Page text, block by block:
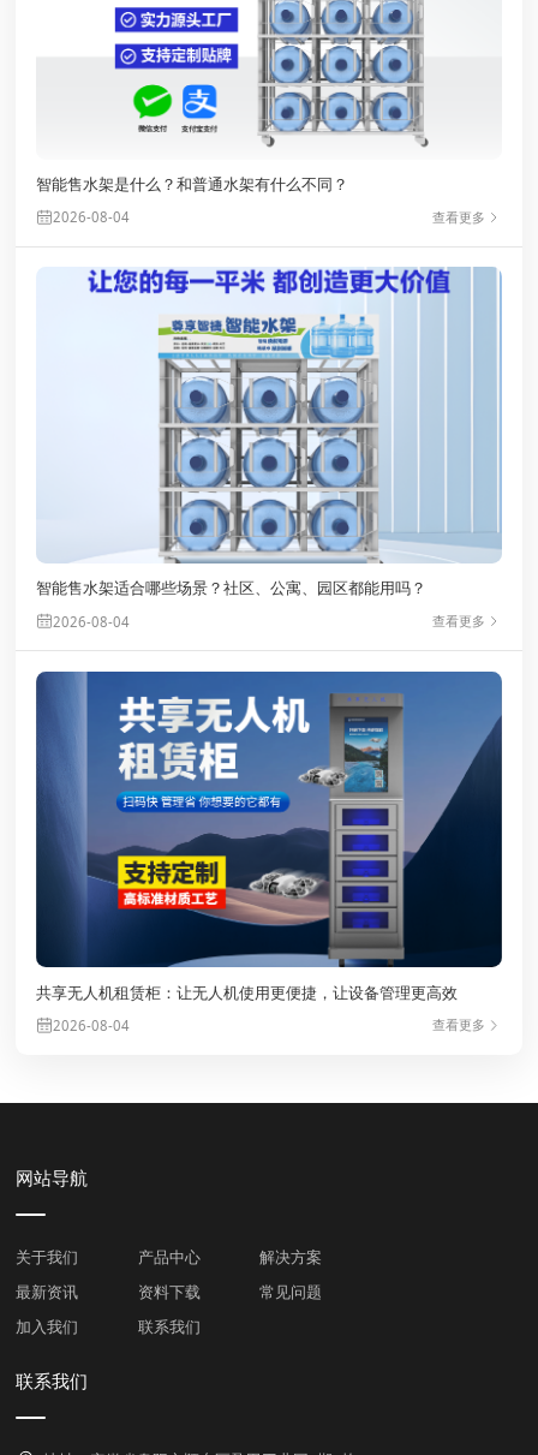
智能售水架是什么？和普通水架有什么不同？
2026-08-04 查看更多
智能售水架适合哪些场景？社区、公寓、园区都能用吗？
2026-08-04 查看更多
共享无人机租赁柜：让无人机使用更便捷，让设备管理更高效
2026-08-04 查看更多
网站导航
关于我们 产品中心
解决方案
最新资讯
资料下载
常见问题
加入我们
联系我们
联系我们
*
提交